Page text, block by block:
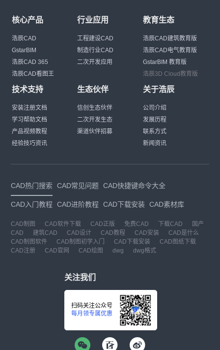
核心产品
浩辰CAD
GstarBIM
浩辰CAD 365
浩辰CAD看图王
行业应用
工程建设CAD
制造行业CAD
二次开发应用
教育生态
浩辰CAD建筑教育版
浩辰CAD电气教育版
GstarBIM 教育版
浩辰3D Cloud教育版
技术支持
安装注册文档
学习帮助文档
产品视频教程
经验技巧资讯
生态伙伴
信创生态伙伴
二次开发生态
渠道伙伴招募
关于浩辰
公司介绍
发展历程
联系方式
新闻资讯
CAD热门搜索 CAD常见问题 CAD快捷键命令大全
CAD入门教程 CAD进阶教程 CAD下载安装 CAD素材库
CAD制图 CAD软件下载 CAD正版 免费CAD 下载CAD
国产
CAD
建筑CAD CAD设计 CAD教程 CAD安装
CAD是什么
CAD制图软件
CAD制图初学入门 CAD下载安装
CAD图纸下载
CAD注册
CAD官网 CAD绘图 dwg dwg格式
关注我们
扫码关注公众号
每月领专属优惠